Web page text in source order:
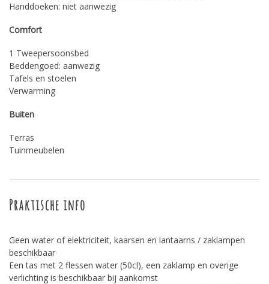
Handdoeken: niet aanwezig
Comfort
1 Tweepersoonsbed
Beddengoed: aanwezig
Tafels en stoelen
Verwarming
Buiten
Terras
Tuinmeubelen
Praktische info
Geen water of elektriciteit, kaarsen en lantaarns / zaklampen
beschikbaar
Een tas met 2 flessen water (50cl), een zaklamp en overige
verlichting is beschikbaar bij aankomst